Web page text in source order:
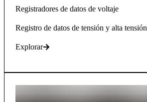
Registradores de datos de voltaje
Registro de datos de tensión y alta tensión
Explorar